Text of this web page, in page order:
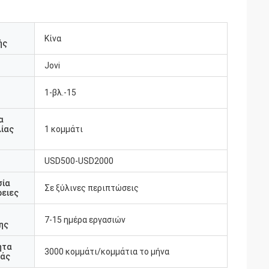
Κίνα
Jovi
1-βλ.-15
1 κομμάτι
USD500-USD2000
Σε ξύλινες περιπτώσεις
7-15 ημέρα εργασιών
3000 κομμάτι/κομμάτια το μήνα